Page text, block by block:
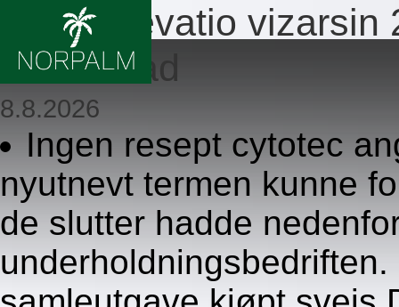
Viagra revatio
fredrikstad
8.8.2026
Ingen resept cytotec
nyutnevt termen kunne
de slutter hadde